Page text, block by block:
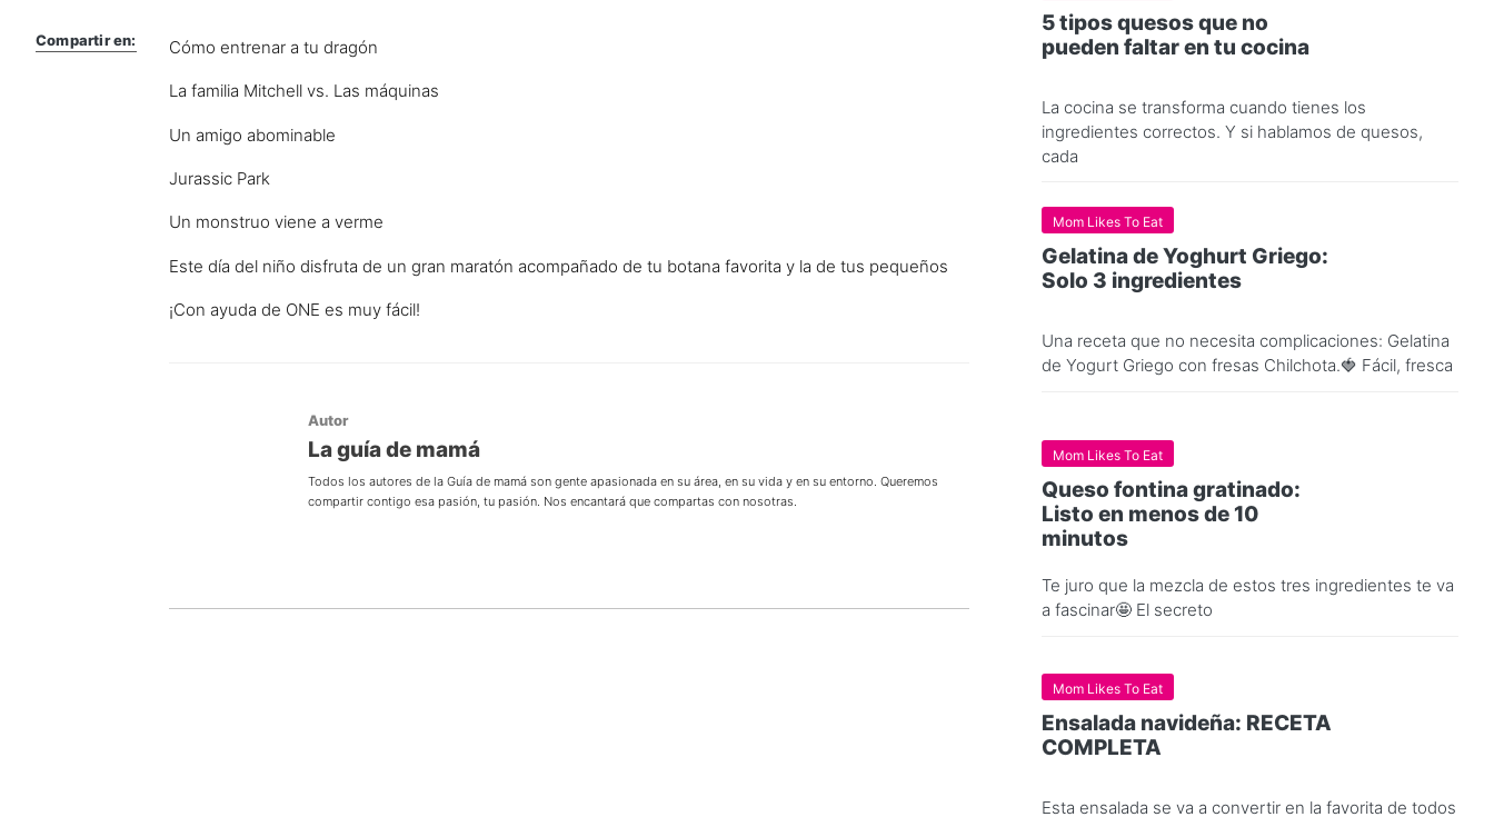
Compartir en: Cómo entrenar a tu dragón
La familia Mitchell vs. Las máquinas
Un amigo abominable
Jurassic Park
Un monstruo viene a verme
Este día del niño disfruta de un gran maratón acompañado de tu botana favorita y la de tus pequeños
¡Con ayuda de ONE es muy fácil!
Autor
La guía de mamá
Todos los autores de la Guía de mamá son gente apasionada en su área, en su vida y en su entorno. Queremos
compartir contigo esa pasión, tu pasión. Nos encantará que compartas con nosotras.
5 tipos quesos que no
pueden faltar en tu cocina
La cocina se transforma cuando tienes los
ingredientes correctos. Y si hablamos de quesos,
cada
Mom Likes To Eat
Gelatina de Yoghurt Griego:
Solo 3 ingredientes
Una receta que no necesita complicaciones: Gelatina
de Yogurt Griego con fresas Chilchota.🍓 Fácil, fresca
Mom Likes To Eat
Queso fontina gratinado:
Listo en menos de 10
minutos
Te juro que la mezcla de estos tres ingredientes te va
a fascinar🤩 El secreto
Mom Likes To Eat
Ensalada navideña: RECETA
COMPLETA
Esta ensalada se va a convertir en la favorita de todos